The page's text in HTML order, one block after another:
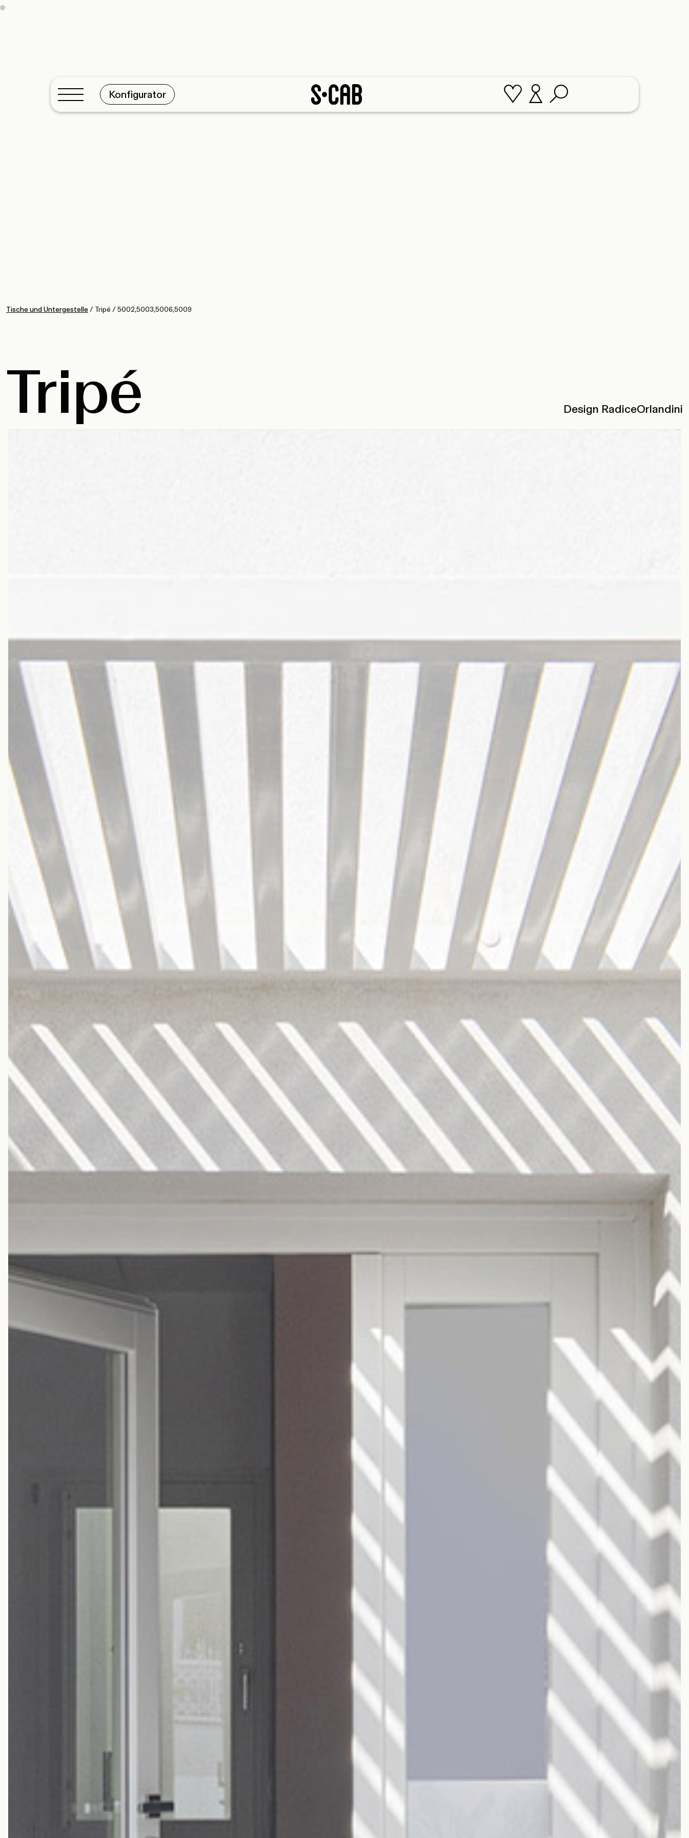
Konfigurator
Tische und Untergestelle / Tripé /5002,5003,5006,5009
Tripé Design RadiceOrlandini